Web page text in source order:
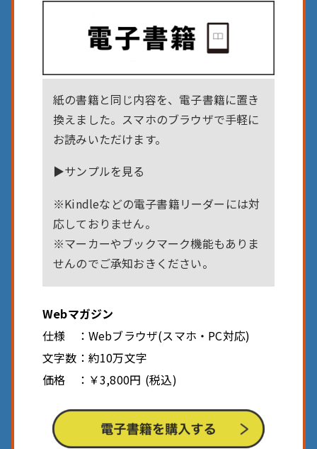
紙の書籍と同じ内容を、電子書籍に置き
換えました。スマホのブラウザで手軽に
お読みいただけます。
▶︎サンプルを見る
※Kindleなどの電子書籍リーダーには対
応しておりません。
※マーカーやブックマーク機能もありま
せんのでご承知おきください。
Webマガジン
仕様 ：Webブラウザ(スマホ・PC対応)
文字数：約10万文字
価格 ：￥3,800円 (税込)